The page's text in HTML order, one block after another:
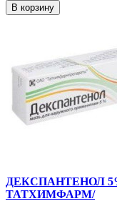
В корзину
ДЕКСПАНТЕНОЛ
ТАТХИМФАРМ/